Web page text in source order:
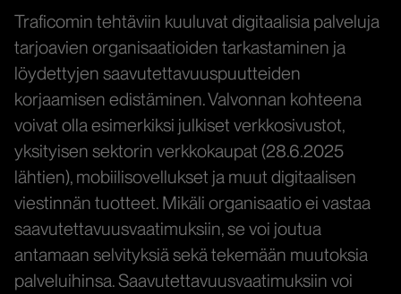
Traficomin tehtäviin kuuluvat digitaalisia palveluja
tarjoavien organisaatioiden tarkastaminen ja
löydettyjen saavutettavuuspuutteiden
korjaamisen edistäminen. Valvonnan kohteena
voivat olla esimerkiksi julkiset verkkosivustot,
yksityisen sektorin verkkokaupat (28.6.2025
lähtien), mobiilisovellukset ja muut digitaalisen
viestinnän tuotteet. Mikäli organisaatio ei vastaa
saavutettavuusvaatimuksiin, se voi joutua
antamaan selvityksiä sekä tekemään muutoksia
palveluihinsa. Saavutettavuusvaatimuksiin voi